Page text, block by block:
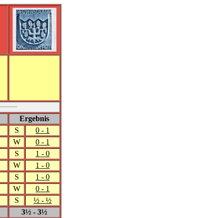
Ergebnis
S
0 - 1
W
0 - 1
S
1 - 0
W
1 - 0
S
1 - 0
W
0 - 1
S
½ - ½
3½ - 3½